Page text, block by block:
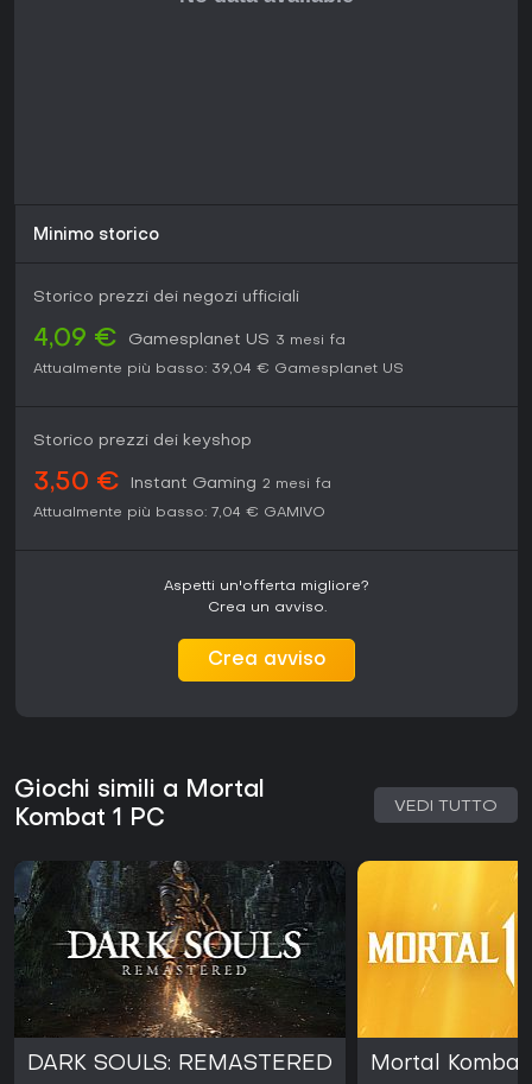
Minimo storico
Storico prezzi dei negozi ufficiali
4,09 € Gamesplanet US 3 mesi fa
Attualmente più basso: 39,04 € Gamesplanet US
Storico prezzi dei keyshop
3,50 € Instant Gaming 2 mesi fa
Attualmente più basso: 7,04 € GAMIVO
Aspetti un'offerta migliore?
Crea un avviso.
Crea avviso
Giochi simili a Mortal
Kombat 1 PC
VEDI TUTTO
DARK SOULS: REMASTERED Mortal Kombat